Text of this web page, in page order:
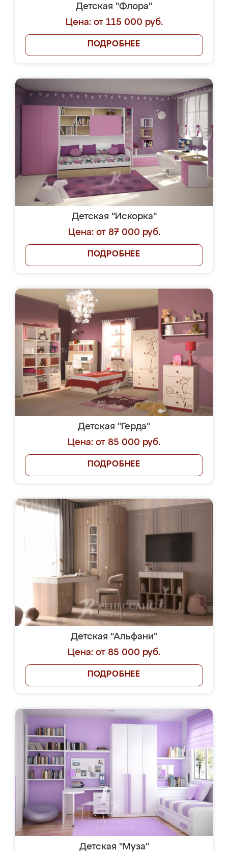
Детская "Флора"
Цена: от 115 000 руб.
ПОДРОБНЕЕ
Детская "Искорка"
Цена: от 87 000 руб.
ПОДРОБНЕЕ
Детская "Герда"
Цена: от 85 000 руб.
ПОДРОБНЕЕ
Детская "Альфани"
Цена: от 85 000 руб.
ПОДРОБНЕЕ
Детская "Муза"